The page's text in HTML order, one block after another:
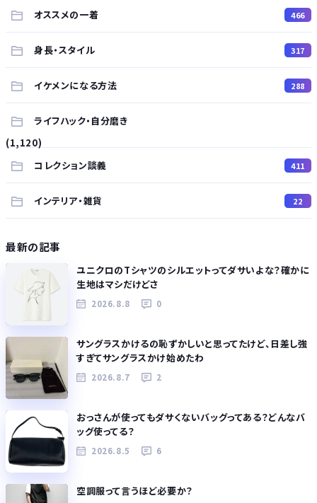
オススメの一着 466
身長・スタイル 317
イケメンになる方法 288
ライフハック・自分磨き
(1,120)
コレクション談義
411
インテリア・雑貨 22
最新の記事
ユニクロのTシャツのシルエットってダサいよな？確かに
生地はマシだけどさ
2026.8.8 0
サングラスかけるの恥ずかしいと思ってたけど、日差し強
すぎてサングラスかけ始めたわ
2026.8.7 2
おっさんが使ってもダサくないバッグってある？どんなバ
ッグ使ってる？
2026.8.5 6
空調服って言うほど必要か？